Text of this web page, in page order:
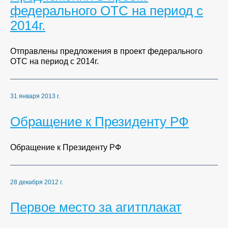
федерального ОТС на период с
2014г.
Отправлены предложения в проект федерального
ОТС на период с 2014г.
31 января 2013 г.
Обращение к Президенту РФ
Обращение к Президенту РФ
28 декабря 2012 г.
Первое место за агитплакат